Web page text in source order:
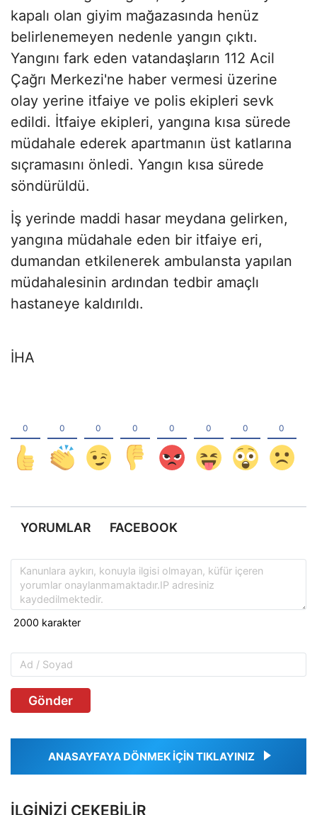
kapalı olan giyim mağazasında henüz
belirlenemeyen nedenle yangın çıktı.
Yangını fark eden vatandaşların 112 Acil
Çağrı Merkezi'ne haber vermesi üzerine
olay yerine itfaiye ve polis ekipleri sevk
edildi. İtfaiye ekipleri, yangına kısa sürede
müdahale ederek apartmanın üst katlarına
sıçramasını önledi. Yangın kısa sürede
söndürüldü.
İş yerinde maddi hasar meydana gelirken,
yangına müdahale eden bir itfaiye eri,
dumandan etkilenerek ambulansta yapılan
müdahalesinin ardından tedbir amaçlı
hastaneye kaldırıldı.
İHA
YORUMLAR FACEBOOK
Gönder
ANASAYFAYA DÖNMEK İÇİN TIKLAYINIZ
İLGINIZI ÇEKEBILIR